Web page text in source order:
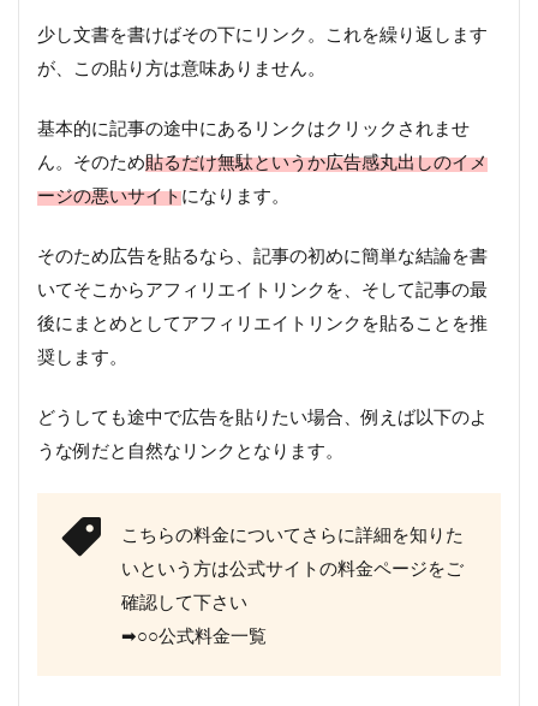
少し文書を書けばその下にリンク。これを繰り返します
が、この貼り方は意味ありません。
基本的に記事の途中にあるリンクはクリックされませ
ん。そのため貼るだけ無駄というか広告感丸出しのイメ
ージの悪いサイトになります。
そのため広告を貼るなら、記事の初めに簡単な結論を書
いてそこからアフィリエイトリンクを、そして記事の最
後にまとめとしてアフィリエイトリンクを貼ることを推
奨します。
どうしても途中で広告を貼りたい場合、例えば以下のよ
うな例だと自然なリンクとなります。
こちらの料金についてさらに詳細を知りた
いという方は公式サイトの料金ページをご
確認して下さい
➡︎○○公式料金一覧